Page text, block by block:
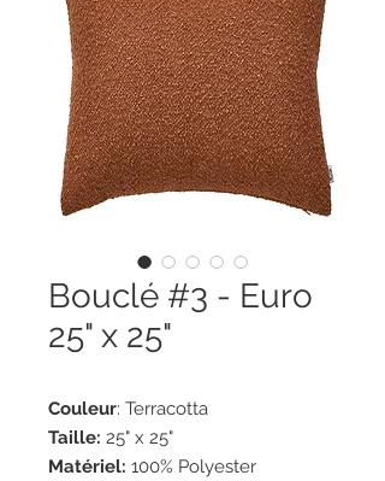
Bouclé #3 - Euro
25" x 25"
Couleur: Terracotta
Taille: 25" x 25"
Matériel: 100% Polyester